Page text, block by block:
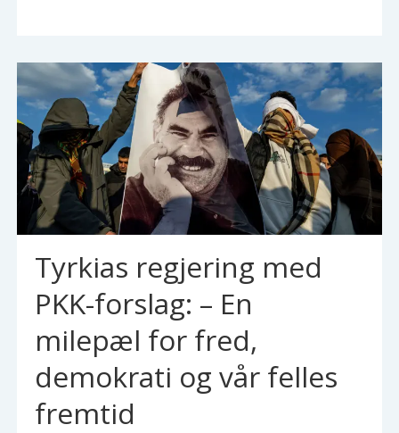
Tyrkias regjering med
PKK-forslag: – En
milepæl for fred,
demokrati og vår felles
fremtid